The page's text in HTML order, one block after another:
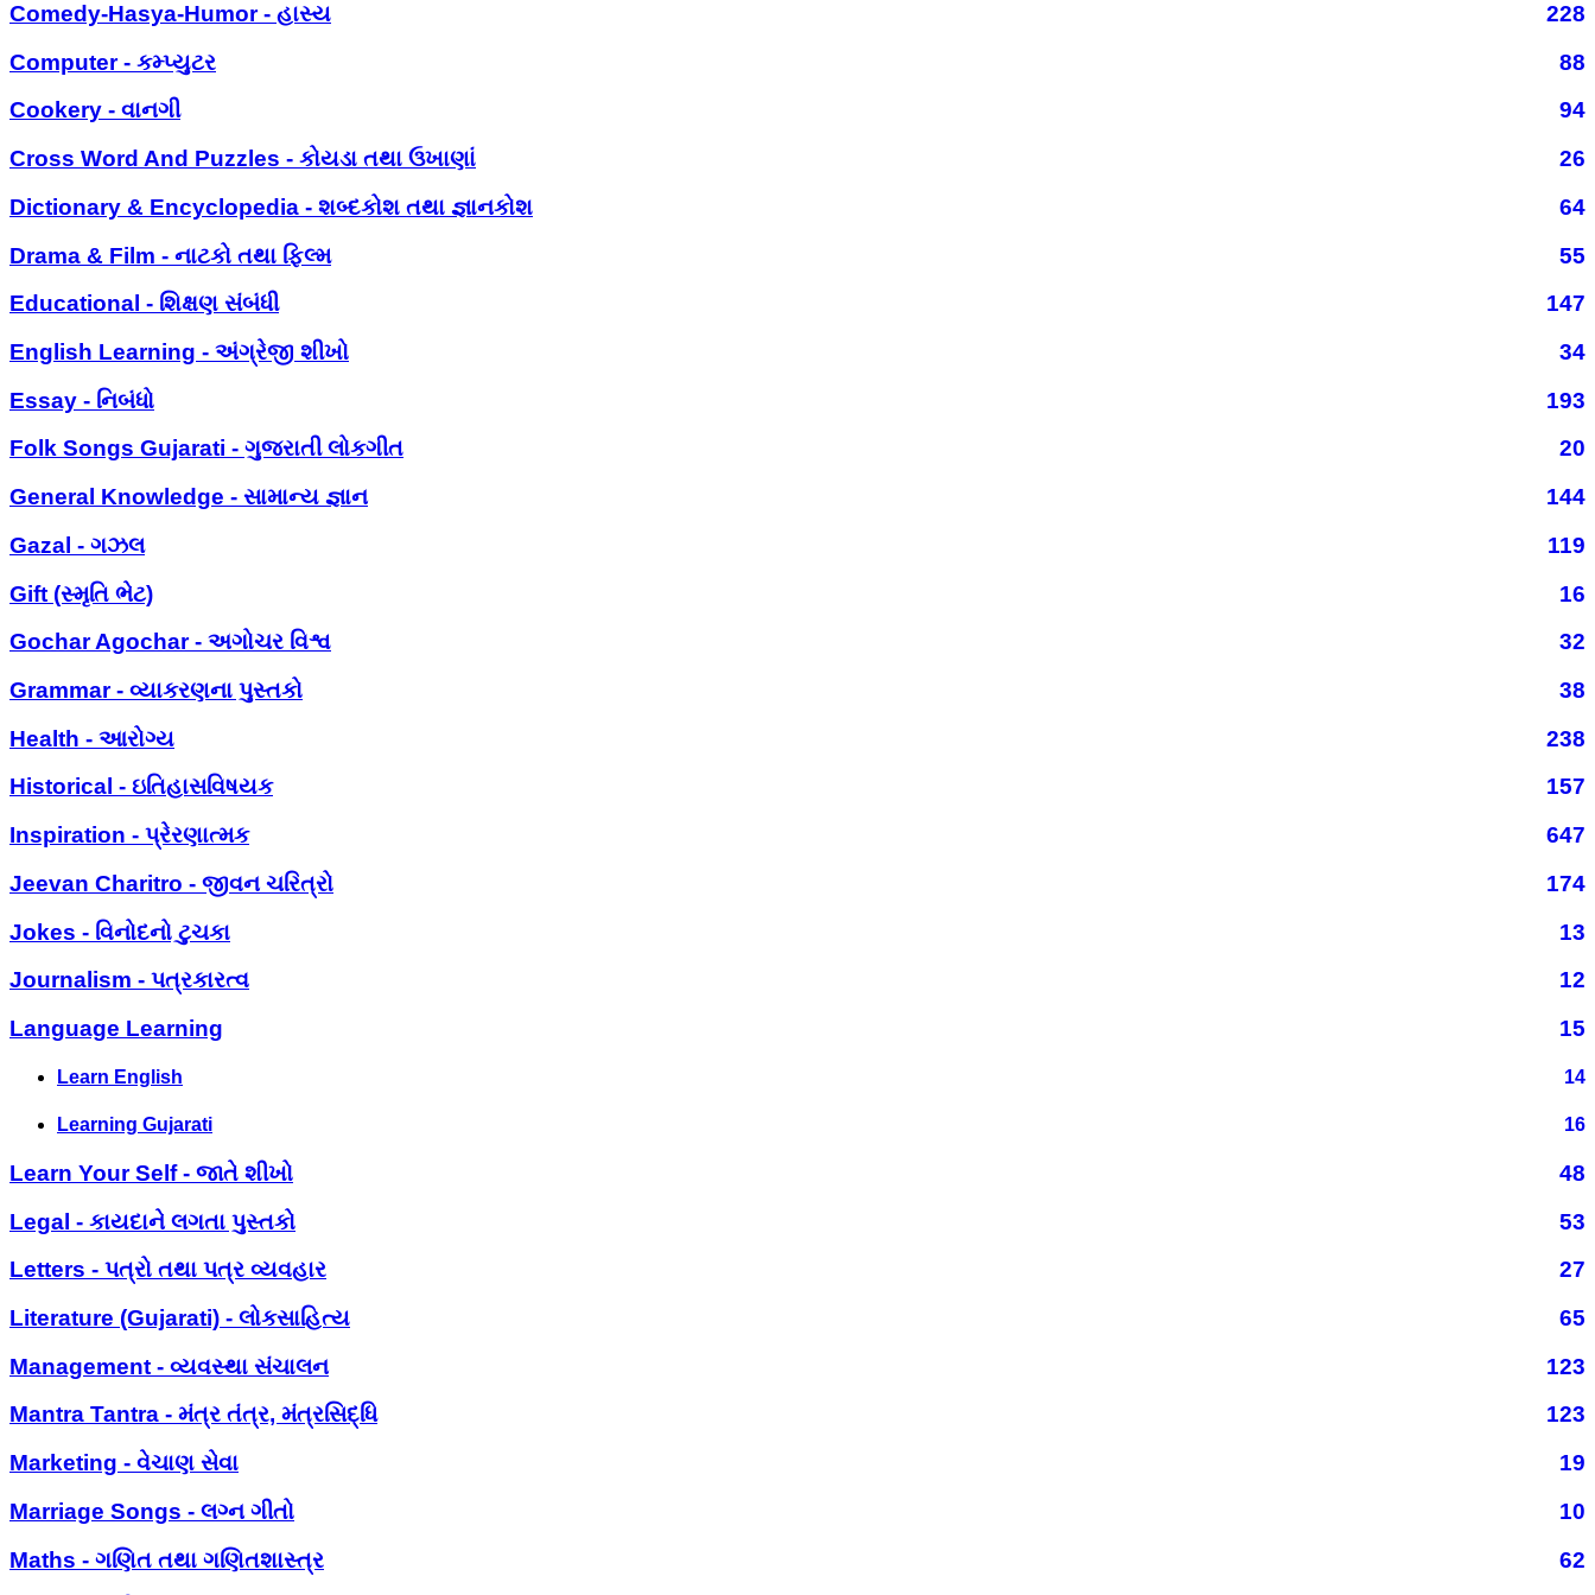
Comedy-Hasya-Humor - હાસ્ય
228
Computer - કમ્પ્યુટર
88
Cookery - વાનગી
94
Cross Word And Puzzles - કોયડા તથા ઉખાણાં
26
Dictionary & Encyclopedia - શબ્દકોશ તથા જ્ઞાનકોશ
64
Drama & Film - નાટકો તથા ફિલ્મ
55
Educational - શિક્ષણ સંબંધી
147
English Learning - અંગ્રેજી શીખો
34
Essay - નિબંધો
193
Folk Songs Gujarati - ગુજરાતી લોકગીત
20
General Knowledge - સામાન્ય જ્ઞાન
144
Gazal - ગઝલ
119
Gift (સ્મૃતિ ભેટ)
16
Gochar Agochar - અગોચર વિશ્વ
32
Grammar - વ્યાકરણના પુસ્તકો
38
Health - આરોગ્ય
238
Historical - ઇતિહાસવિષયક
157
Inspiration - પ્રેરણાત્મક
647
Jeevan Charitro - જીવન ચરિત્રો
174
Jokes - વિનોદનો ટુચકા
13
Journalism - પત્રકારત્વ
12
Language Learning
15
Learn English 14
Learning Gujarati 16
Learn Your Self - જાતે શીખો
48
Legal - કાયદાને લગતા પુસ્તકો
53
Letters - પત્રો તથા પત્ર વ્યવહાર
27
Literature (Gujarati) - લોકસાહિત્ય
65
Management - વ્યવસ્થા સંચાલન
123
Mantra Tantra - મંત્ર તંત્ર, મંત્રસિદ્ધિ
123
Marketing - વેચાણ સેવા
19
Marriage Songs - લગ્ન ગીતો
10
Maths - ગણિત તથા ગણિતશાસ્ત્ર
62